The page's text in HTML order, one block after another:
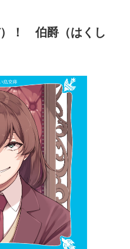
！ 伯爵（はくし